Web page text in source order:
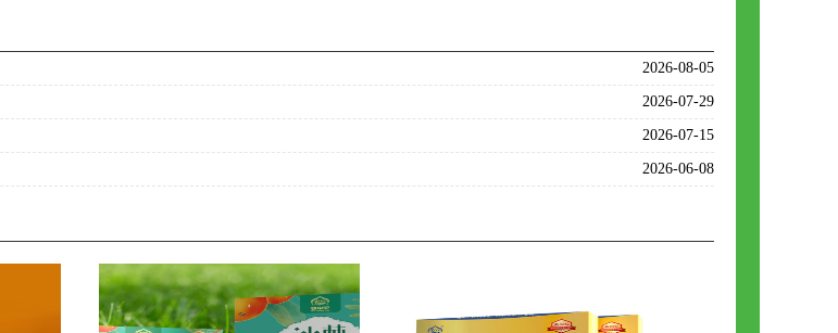
2026-08-05
2026-07-29
2026-07-15
2026-06-08